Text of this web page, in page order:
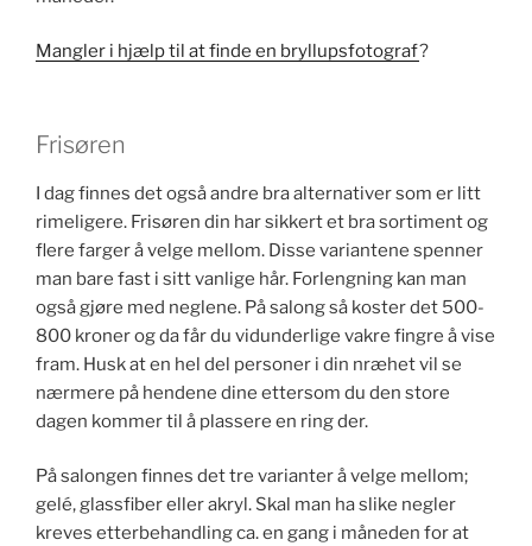
Mangler i hjælp til at finde en bryllupsfotograf?
Frisøren
I dag finnes det også andre bra alternativer som er litt
rimeligere. Frisøren din har sikkert et bra sortiment og
flere farger å velge mellom. Disse variantene spenner
man bare fast i sitt vanlige hår. Forlengning kan man
også gjøre med neglene. På salong så koster det 500-
800 kroner og da får du vidunderlige vakre fingre å vise
fram. Husk at en hel del personer i din nræhet vil se
nærmere på hendene dine ettersom du den store
dagen kommer til å plassere en ring der.
På salongen finnes det tre varianter å velge mellom;
gelé, glassfiber eller akryl. Skal man ha slike negler
kreves etterbehandling ca. en gang i måneden for at